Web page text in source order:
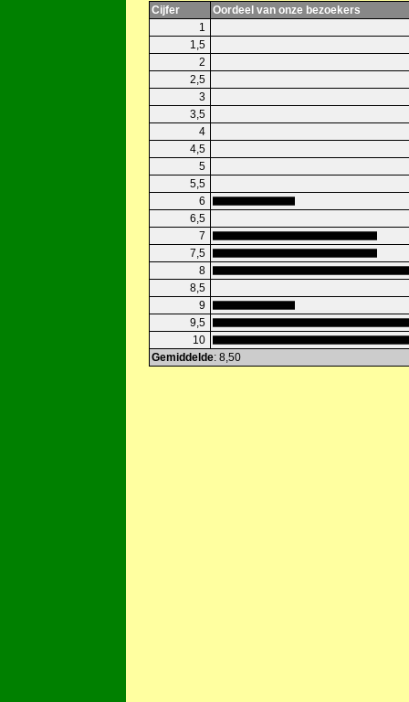
Cijfer
Oordeel van onze bezoekers
1
1,5
2
2,5
3
3,5
4
4,5
5
5,5
6
6,5
7
7,5
8
8,5
9
9,5
10
Gemiddelde: 8,50